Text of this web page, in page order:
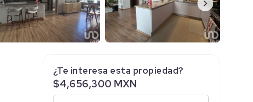
¿Te interesa esta propiedad?
$4,656,300 MXN